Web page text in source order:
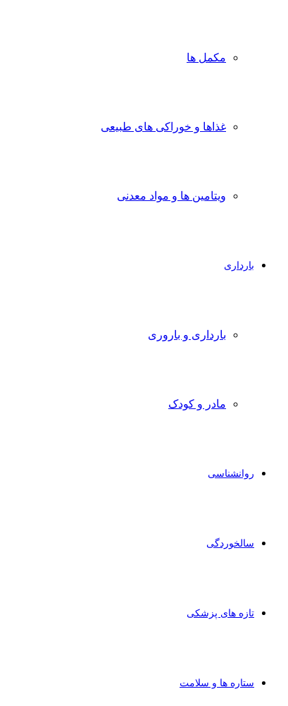
مکمل ها
غذاها و خوراکی های طبیعی
ویتامین ها و مواد معدنی
بارداری
بارداری و باروری
مادر و کودک
روانشناسی
سالخوردگی
تازه های پزشکی
ستاره ها و سلامت